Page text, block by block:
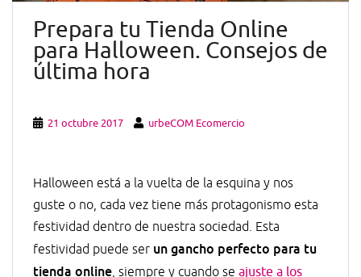
Prepara tu Tienda Online
para Halloween. Consejos de
última hora
21 octubre 2017 urbeCOM Ecomercio
Halloween está a la vuelta de la esquina y nos
guste o no, cada vez tiene más protagonismo esta
festividad dentro de nuestra sociedad. Esta
festividad puede ser un gancho perfecto para tu
tienda online, siempre y cuando se ajuste a los